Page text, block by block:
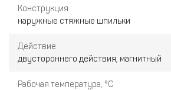
Конструкция
наружные стяжные шпильки
Действие
двустороннего действия, магнитный
Рабочая температура, °С